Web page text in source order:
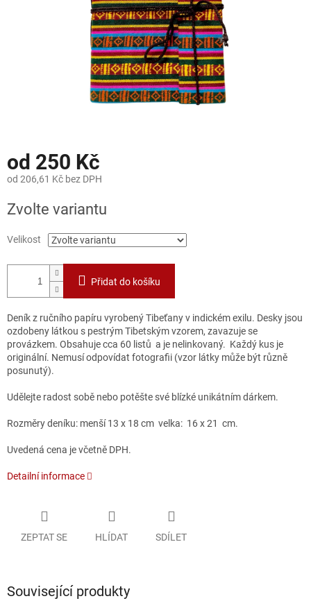
od 250 Kč
od 206,61 Kč bez DPH
cena:
Zvolte variantu
Velikost
Přidat do košíku
Deník z ručního papíru vyrobený Tibeťany v indickém exilu. Desky jsou
ozdobeny látkou s pestrým Tibetským vzorem, zavazuje se
provázkem. Obsahuje cca 60 listů a je nelinkovaný. Každý kus je
originální. Nemusí odpovídat fotografii (vzor látky může být různě
posunutý).
Udělejte radost sobě nebo potěšte své blízké unikátním dárkem.
Rozměry deníku: menší 13 x 18 cm velka: 16 x 21 cm.
Uvedená cena je včetně DPH.
Detailní informace
ZEPTAT SE HLÍDAT SDÍLET
Související produkty